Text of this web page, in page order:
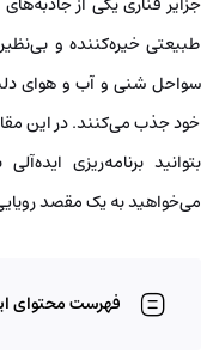
طبیعتی خیره‌کننده و
سواحل شنی و آب و هوای
خود جذب می‌کنند. در این
بتوانید برنامه‌ریزی
می‌خواهید به یک مقصد
فهرست محتوای